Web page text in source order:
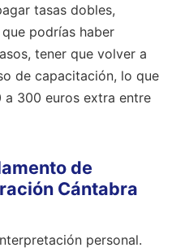
tasas dobles,
podrías haber
tener que volver a
de capacitación, lo que
a 300 euros extra entre
de
Cántabra
personal.